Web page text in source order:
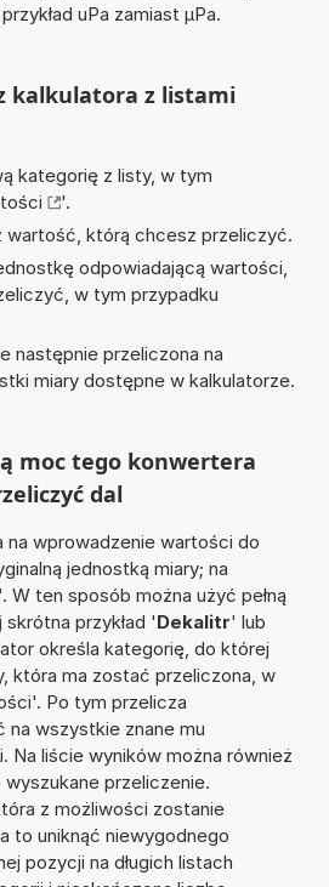
uPa zamiast µPa.
kalkulatora z listami
kategorię z listy, w tym
'.
wartość, którą chcesz przeliczyć.
odpowiadającą wartości,
w tym przypadku
następnie przeliczona na
miary dostępne w kalkulatorze.
moc tego konwertera
dal
na wprowadzenie wartości do
jednostką miary; na
W ten sposób można użyć pełną
przykład 'Dekalitr' lub
określa kategorię, do której
która ma zostać przeliczona, w
Po tym przelicza
wszystkie znane mu
Na liście wyników można również
przeliczenie.
z możliwości zostanie
to uniknąć niewygodnego
pozycji na długich listach